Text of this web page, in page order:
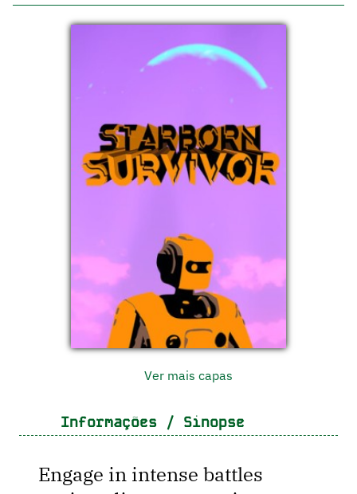
Ver mais capas
Informações / Sinopse
Engage in intense battles